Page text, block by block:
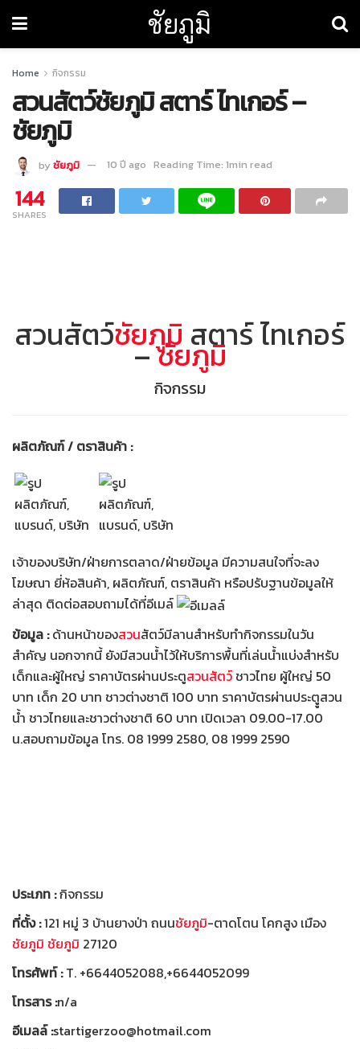
ชัยภูมิ
Home กิจกรรม
สวนสัตว์ชัยภูมิ สตาร์ ไทเกอร์ –
ชัยภูมิ
by ชัยภูมิ 10 ปี ago Reading Time: 1min read
144
SHARES
สวนสัตว์ชัยภูมิ สตาร์ ไทเกอร์
–ชัยภูมิ
กิจกรรม
ผลิตภัณฑ์ / ตราสินค้า :
เจ้าของบริษัท/ฝ่ายการตลาด/ฝ่ายข้อมูล มีความสนใจที่จะลง
โฆษณา ยี่ห้อสินค้า, ผลิตภัณฑ์, ตราสินค้า หรือปรับฐานข้อมูลให้
ล่าสุด ติดต่อสอบถามได้ที่อีเมล์
ข้อมูล :ด้านหน้าของสวนสัตว์มีลานสำหรับทำกิจกรรมในวัน
สำคัญ นอกจากนี้ ยังมีสวนน้ำไว้ให้บริการพื้นที่เล่นน้ำแบ่งสำหรับ
เด็กและผู้ใหญ่ ราคาบัตรผ่านประตูสวนสัตว์ ชาวไทย ผู้ใหญ่ 50
บาท เด็ก 20 บาท ชาวต่างชาติ 100 บาท ราคาบัตรผ่านประตููสวน
น้ำ ชาวไทยและชาวต่างชาติ 60 บาท เปิดเวลา 09.00-17.00
น.สอบถามข้อมูล โทร. 08 1999 2580, 08 1999 2590
ประเภท :กิจกรรม
ที่ตั้ง :121 หมู่ 3 บ้านยางป่า ถนนชัยภูมิ-ตาดโตน โคกสูง เมือง
ชัยภูมิ ชัยภูมิ 27120
โทรศัพท์ :T. +6644052088,+6644052099
โทรสาร :n/a
อีเมลล์ :startigerzoo@hotmail.com